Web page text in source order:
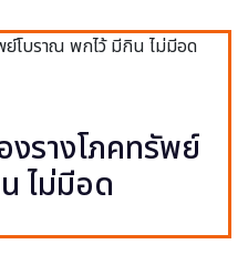
งรางโภคทรัพย์
ไม่มีอด